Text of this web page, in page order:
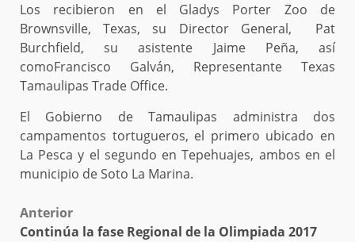
Los recibieron en el Gladys Porter Zoo de
Brownsville, Texas, su Director General, Pat
Burchfield, su asistente Jaime Peña, así
comoFrancisco Galván, Representante Texas
Tamaulipas Trade Office.
El Gobierno de Tamaulipas administra dos
campamentos tortugueros, el primero ubicado en
La Pesca y el segundo en Tepehuajes, ambos en el
municipio de Soto La Marina.
Post
Anterior
Continúa la fase Regional de la Olimpiada 2017